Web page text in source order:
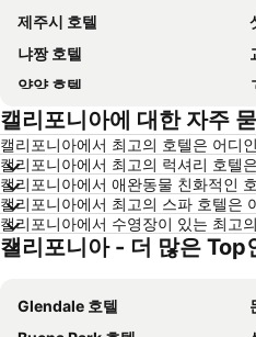
제주시 호텔
냐짱 호텔
양양 호텔
대전 호텔
목포 호텔
상하이 호텔
평창 호텔
괌 호텔
Phu Quoc 호텔
캘리포니아에 대한 자주
캘리포니아에서 최고의 호텔은 어디
캘리포니아에서 최고의 럭셔리 호텔
캘리포니아에서 애완동물 친화적인
캘리포니아에서 최고의 스파 호텔은
캘리포니아에서 수영장이 있는 최고
캘리포니아 - 더 많은 Top
Glendale 호텔